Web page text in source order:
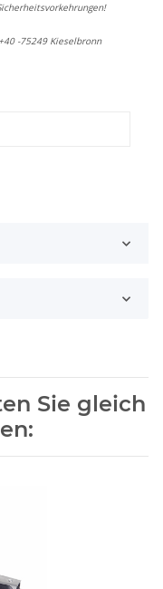
-75249 Kieselbronn
Sie gleich